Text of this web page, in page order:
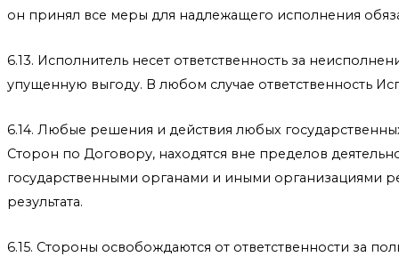
он принял все меры для надлежащего исполнения
6.13. Исполнитель несет ответственность за
упущенную выгоду. В любом случае ответственность
6.14. Любые решения и действия любых
Сторон по Договору, находятся вне пределов
государственными органами и иными организациями
результата.
6.15. Стороны освобождаются от ответственности за